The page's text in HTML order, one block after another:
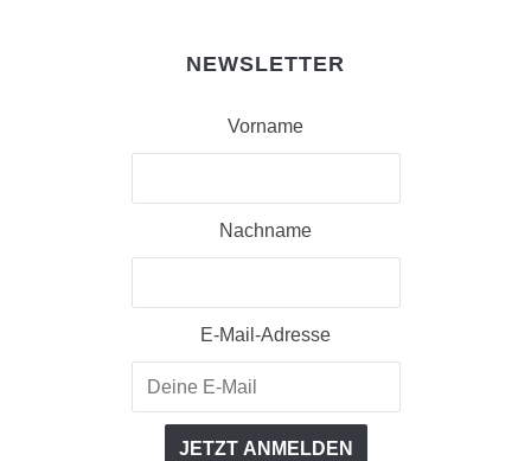
NEWSLETTER
Vorname
Nachname
E-Mail-Adresse